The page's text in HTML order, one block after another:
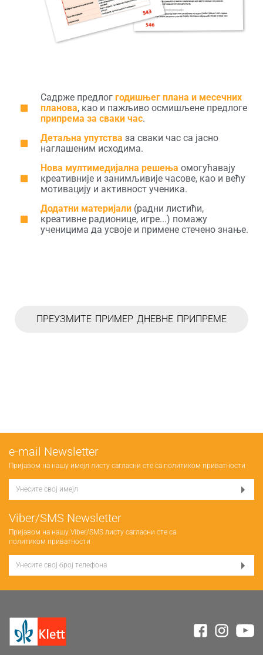
Садрже предлоггодишњег плана и месечних
планова, као и пажљиво осмишљене предлоге
припрема за сваки час.
Детаљна упутства за сваки час са јасно
наглашеним исходима.
Нова мултимедијална решења омогућавају
креативније и занимљивије часове, као и већу
мотивацију и активност ученика.
Додатни материјали(радни листићи,
креативне радионице, игре...) помажу
ученицима да усвоје и примене стечено знање.
ПРЕУЗМИТЕ ПРИМЕР ДНЕВНЕ ПРИПРЕМЕ
е-mail Newsletter
Пријавом на нашу имејл листу сагласни сте са политиком приватности
Viber/SMS Newsletter
Пријавом на нашу Viber/SMS листу сагласни сте са
политиком приватности